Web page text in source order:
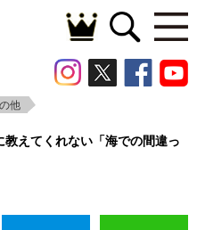
他
教えてくれない「海での間違っ